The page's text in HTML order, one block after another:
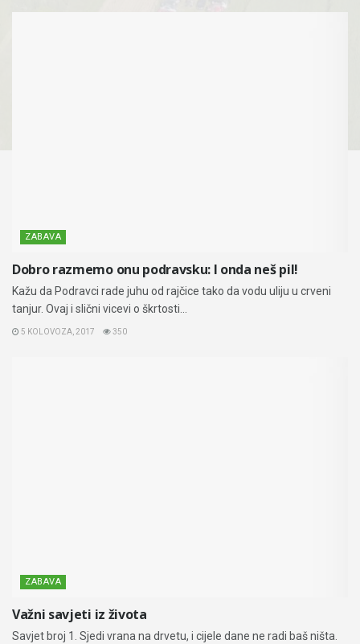
ZABAVA
Dobro razmemo onu podravsku: I onda neš pil!
Kažu da Podravci rade juhu od rajčice tako da vodu uliju u crveni
tanjur. Ovaj i slični vicevi o škrtosti...
5 KOLOVOZA, 2017 350
ZABAVA
Važni savjeti iz života
Savjet broj 1. Sjedi vrana na drvetu, i cijele dane ne radi baš ništa.